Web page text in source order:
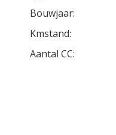
Bouwjaar:
Kmstand:
Aantal CC: